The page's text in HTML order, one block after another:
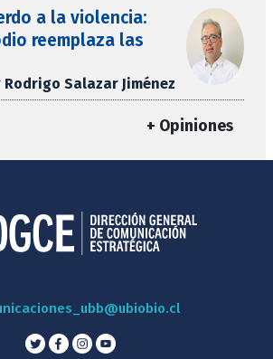
a la violencia:
reemplaza las
Rodrigo Salazar Jiménez
+ Opiniones